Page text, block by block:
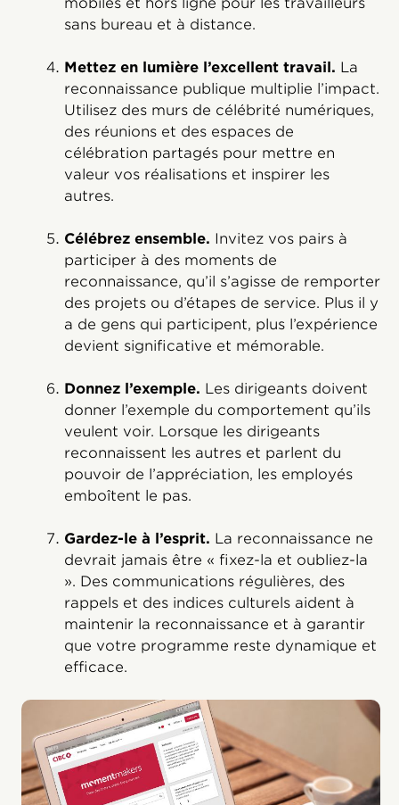
sans bureau et à distance.
Mettez en lumière l’excellent travail. La
reconnaissance publique multiplie l’impact.
Utilisez des murs de célébrité numériques,
des réunions et des espaces de
célébration partagés pour mettre en
valeur vos réalisations et inspirer les
autres.
Célébrez ensemble. Invitez vos pairs à
participer à des moments de
reconnaissance, qu’il s’agisse de remporter
des projets ou d’étapes de service. Plus il y
a de gens qui participent, plus l’expérience
devient significative et mémorable.
Donnez l’exemple. Les dirigeants doivent
donner l’exemple du comportement qu’ils
veulent voir. Lorsque les dirigeants
reconnaissent les autres et parlent du
pouvoir de l’appréciation, les employés
emboîtent le pas.
Gardez-le à l’esprit. La reconnaissance ne
devrait jamais être « fixez-la et oubliez-la
». Des communications régulières, des
rappels et des indices culturels aident à
maintenir la reconnaissance et à garantir
que votre programme reste dynamique et
efficace.